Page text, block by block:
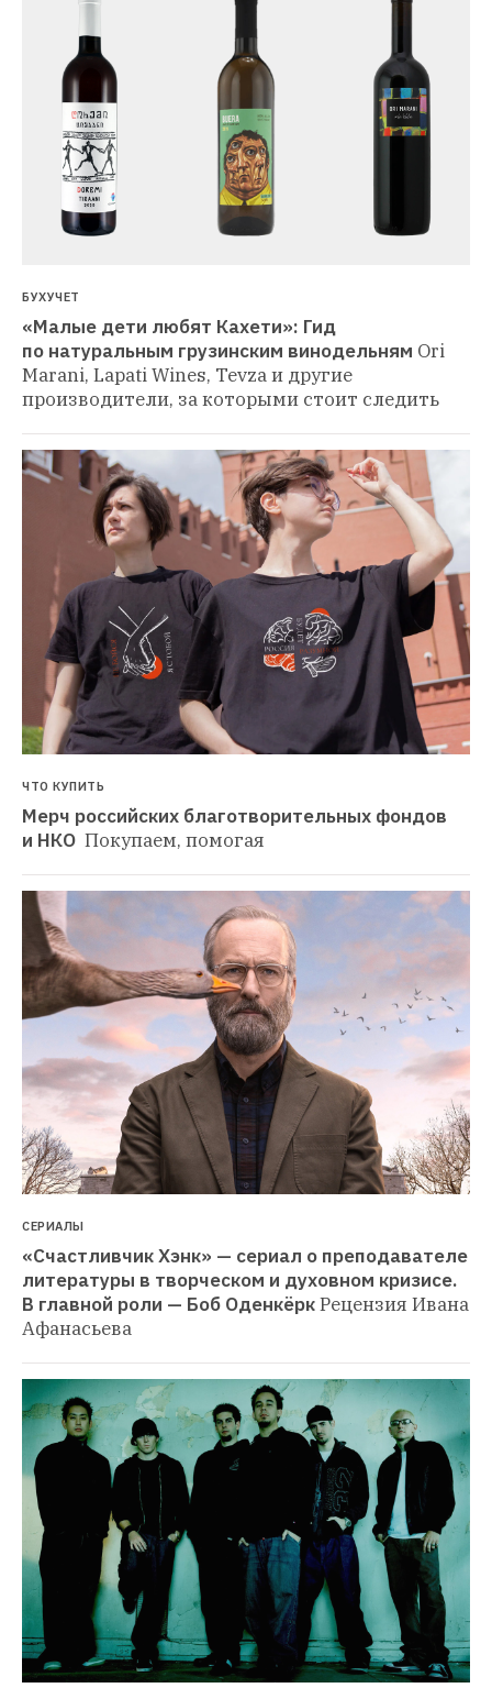
БУХУЧЕТ
«Малые дети любят Кахети»: Гид
по натуральным грузинским винодельням Ori
Marani, Lapati Wines, Tevza и другие
производители, за которыми стоит следить
ЧТО КУПИТЬ
Мерч российских благотворительных фондов
и НКО Покупаем, помогая
СЕРИАЛЫ
«Счастливчик Хэнк» — сериал о преподавателе
литературы в творческом и духовном кризисе.
В главной роли — Боб ОденкёркРецензия Ивана
Афанасьева